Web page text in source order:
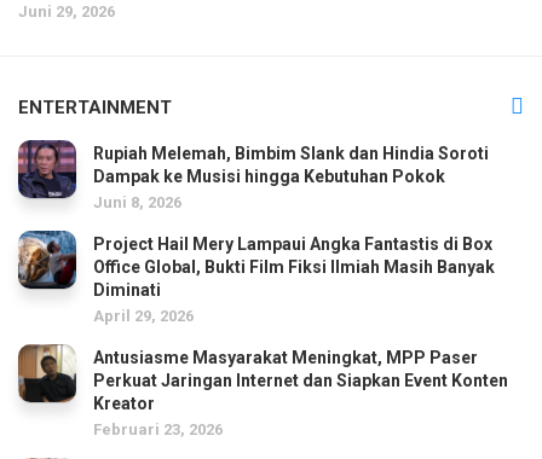
Juni 29, 2026
ENTERTAINMENT
Rupiah Melemah, Bimbim Slank dan Hindia Soroti
Dampak ke Musisi hingga Kebutuhan Pokok
Juni 8, 2026
Project Hail Mery Lampaui Angka Fantastis di Box
Office Global, Bukti Film Fiksi Ilmiah Masih Banyak
Diminati
April 29, 2026
Antusiasme Masyarakat Meningkat, MPP Paser
Perkuat Jaringan Internet dan Siapkan Event Konten
Kreator
Februari 23, 2026